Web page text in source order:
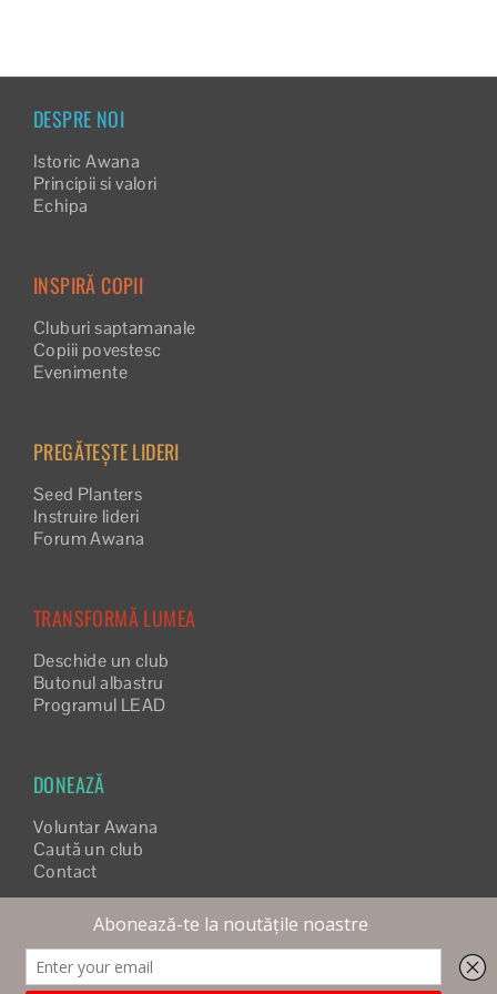
DESPRE NOI
Istoric Awana
Principii si valori
Echipa
INSPIRĂ COPII
Cluburi saptamanale
Copiii povestesc
Evenimente
PREGĂTEȘTE LIDERI
Seed Planters
Instruire lideri
Forum Awana
TRANSFORMĂ LUMEA
Deschide un club
Butonul albastru
Programul LEAD
DONEAZĂ
Voluntar Awana
Caută un club
Contact
2026 AWANA ROMÂNIA | REALIZAT DE